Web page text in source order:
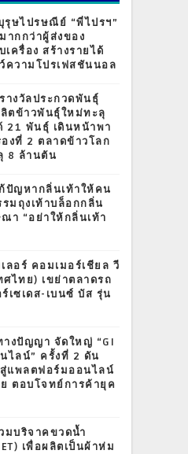
ษไปรษณีย์ “พี่ไปรฯ”
ากกว่าผู้ส่งของ
ครื่อง สร้างรายได้
ความโปรเฟสชันนอล
างวัลประกวดพันธุ์
ตข้าวพันธุ์ใหม่ทะลุ
21 พันธุ์ เดินหน้าพา
งที่ 2 ตลาดข้าวโลก
8 ล้านตัน
ปัญหากลิ่นเท้าให้คน
มถุงเท้าบล็อกกลิ่น
า “อย่าให้กลิ่นเท้า
ลอร์ คอมเมอร์เชียล วี
ศไทย) เขย่าตลาดรถ
เซเดส-เบนซ์ บัส รุ่น
งปัญญา จัดใหญ่ “GI
ไลน์” ครั้งที่ 2 ดัน
แพลตฟอร์มออนไลน์
ตอบโจทย์การค้ายุค
มบริจาคขวดน้ำ
เพื่อผลิตเป็นผ้าห่ม